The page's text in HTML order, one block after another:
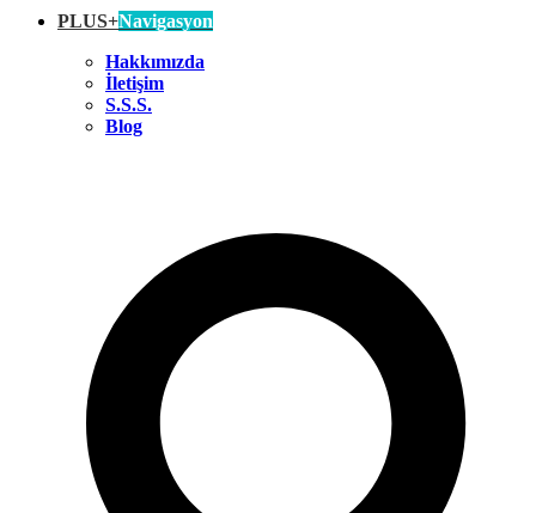
PLUS+Navigasyon
Hakkımızda
İletişim
S.S.S.
Blog